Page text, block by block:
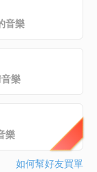
音樂
樂
樂
如何幫好友買單